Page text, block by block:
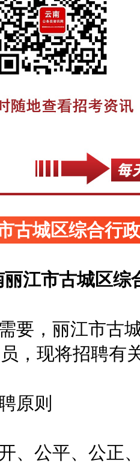
古城区综合行
江市古城区综
，丽江市古城
，现将招聘有
原则
公平、公正、